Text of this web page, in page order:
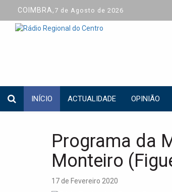
COIMBRA, 7 de Agosto de 2026
INÍCIO ACTUALIDADE OPINIÃO
Programa da
Monteiro
17 de Fevereiro 2020